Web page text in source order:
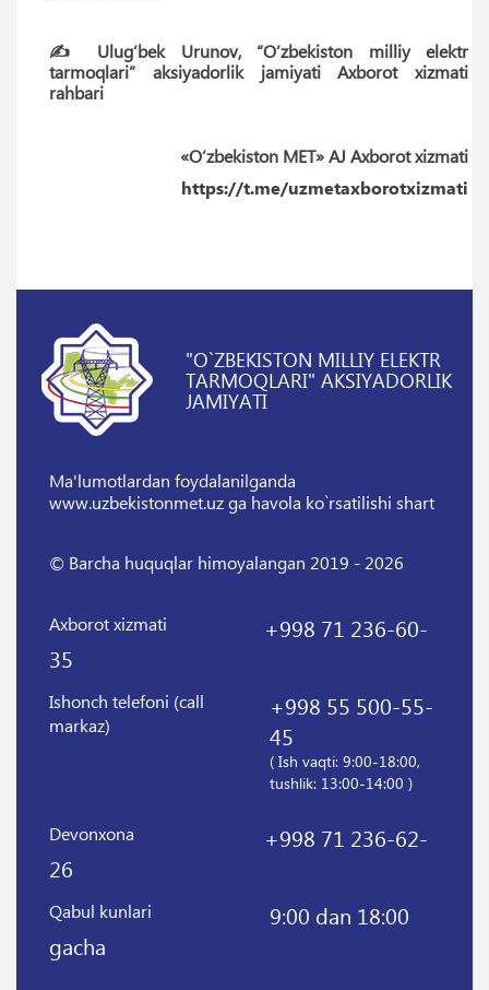
✍️ Ulug‘bek Urunov, “O‘zbekiston milliy elektr
tarmoqlari” aksiyadorlik jamiyati Axborot xizmati
rahbari
«O‘zbekiston MET» AJ Axborot xizmati
https://t.me/uzmetaxborotxizmati
"O`ZBEKISTON MILLIY ELEKTR
TARMOQLARI" AKSIYADORLIK
JAMIYATI
Ma'lumotlardan foydalanilganda
www.uzbekistonmet.uz ga havola ko`rsatilishi shart
© Barcha huquqlar himoyalangan 2019 - 2026
Axborot xizmati
+998 71 236-60-
35
Ishonch telefoni (call
markaz)
+998 55 500-55-
45
( Ish vaqti: 9:00-18:00,
tushlik: 13:00-14:00 )
Devonxona
+998 71 236-62-
26
Qabul kunlari
9:00 dan 18:00
gacha